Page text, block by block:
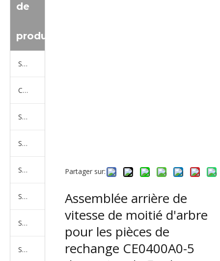
de
produit
Série de camions Sinotruk
Camion Shacman Série
Série de camions SAIC-lveco Hongyan
Série de camions Foton Auman
Série de camions FAW Jiefang
Série de camions Dongfeng
Série de camions North Benz Beiben
Série de camions américains, européens et japonais
Partager sur:
Assemblée arrière de
vitesse de moitié d'arbre
pour les pièces de
rechange CE0400A0-5